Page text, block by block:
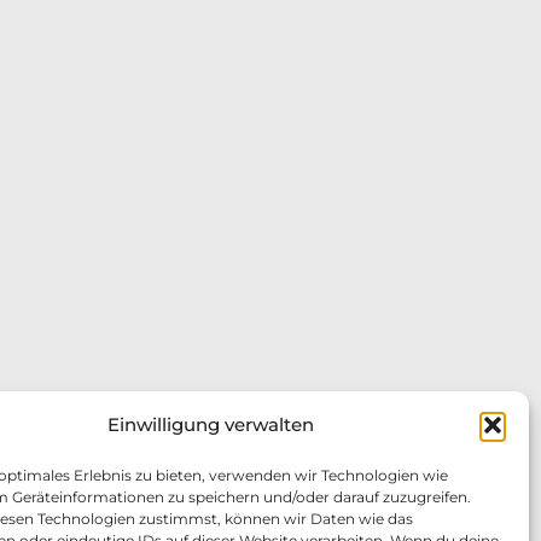
Einwilligung verwalten
Erlebnis zu bieten, verwenden wir Technologien wie
Geräteinformationen zu speichern und/oder darauf zuzugreifen.
Technologien zustimmst, können wir Daten wie das